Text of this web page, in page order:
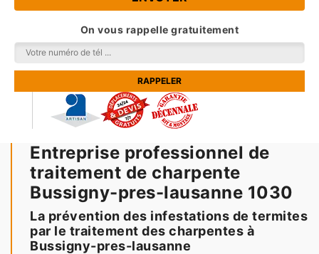
On vous rappelle gratuitement
Entreprise professionnel de
traitement de charpente
Bussigny-pres-lausanne 1030
La prévention des infestations de termites
par le traitement des charpentes à
Bussigny-pres-lausanne